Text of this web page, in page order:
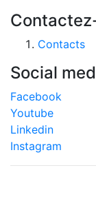
Contacts
Social
Facebook
Youtube
Linkedin
Instagram